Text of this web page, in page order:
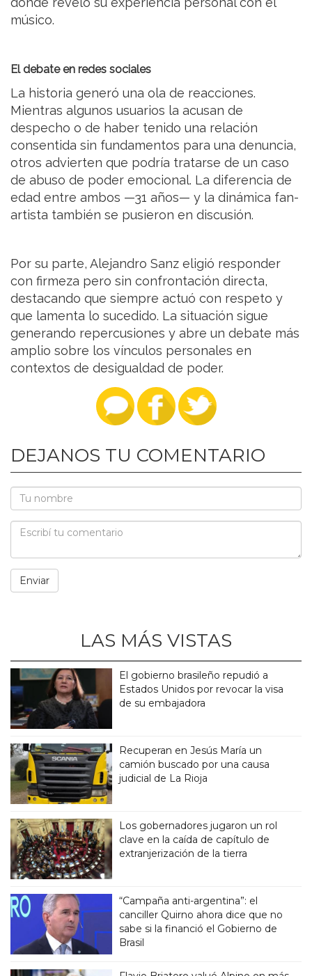
músico.
El debate en redes sociales
La historia generó una ola de reacciones.
Mientras algunos usuarios la acusan de
despecho o de haber tenido una relación
consentida sin fundamentos para una denuncia,
otros advierten que podría tratarse de un caso
de abuso de poder emocional. La diferencia de
edad entre ambos —31 años— y la dinámica fan-
artista también se pusieron en discusión.
Por su parte, Alejandro Sanz eligió responder
con firmeza pero sin confrontación directa,
destacando que siempre actuó con respeto y
que lamenta lo sucedido. La situación sigue
generando repercusiones y abre un debate más
amplio sobre los vínculos personales en
contextos de desigualdad de poder.
DEJANOS TU COMENTARIO
LAS MÁS VISTAS
El gobierno brasileño repudió a
Estados Unidos por revocar la visa
de su embajadora
Recuperan en Jesús María un
camión buscado por una causa
judicial de La Rioja
Los gobernadores jugaron un rol
clave en la caída de capítulo de
extranjerización de la tierra
“Campaña anti-argentina”: el
canciller Quirno ahora dice que no
sabe si la financió el Gobierno de
Brasil